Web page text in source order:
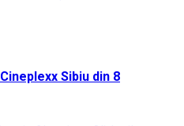
Sibiu din 8